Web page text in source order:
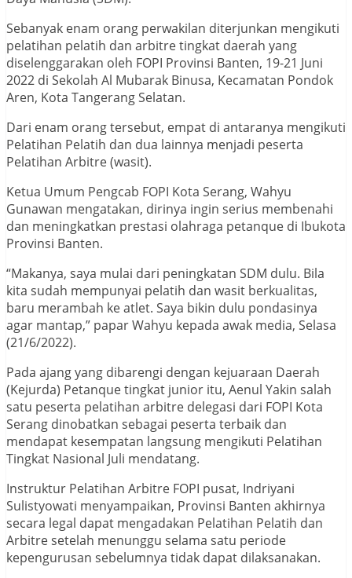
Sebanyak enam orang perwakilan diterjunkan mengikuti
pelatihan pelatih dan arbitre tingkat daerah yang
diselenggarakan oleh FOPI Provinsi Banten, 19-21 Juni
2022 di Sekolah Al Mubarak Binusa, Kecamatan Pondok
Aren, Kota Tangerang Selatan.
Dari enam orang tersebut, empat di antaranya mengikuti
Pelatihan Pelatih dan dua lainnya menjadi peserta
Pelatihan Arbitre (wasit).
Ketua Umum Pengcab FOPI Kota Serang, Wahyu
Gunawan mengatakan, dirinya ingin serius membenahi
dan meningkatkan prestasi olahraga petanque di Ibukota
Provinsi Banten.
“Makanya, saya mulai dari peningkatan SDM dulu. Bila
kita sudah mempunyai pelatih dan wasit berkualitas,
baru merambah ke atlet. Saya bikin dulu pondasinya
agar mantap,” papar Wahyu kepada awak media, Selasa
(21/6/2022).
Pada ajang yang dibarengi dengan kejuaraan Daerah
(Kejurda) Petanque tingkat junior itu, Aenul Yakin salah
satu peserta pelatihan arbitre delegasi dari FOPI Kota
Serang dinobatkan sebagai peserta terbaik dan
mendapat kesempatan langsung mengikuti Pelatihan
Tingkat Nasional Juli mendatang.
Instruktur Pelatihan Arbitre FOPI pusat, Indriyani
Sulistyowati menyampaikan, Provinsi Banten akhirnya
secara legal dapat mengadakan Pelatihan Pelatih dan
Arbitre setelah menunggu selama satu periode
kepengurusan sebelumnya tidak dapat dilaksanakan.